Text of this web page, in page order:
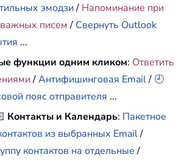
эмодзи/ Напоминание при
важных писем/ Свернуть Outlook
...
функции одним кликом: Ответить
/Антифишинговая Email/ 🕘
пояс отправителя ...
Контакты и Календарь: Пакетное
из выбранных Email/
контактов на отдельные/